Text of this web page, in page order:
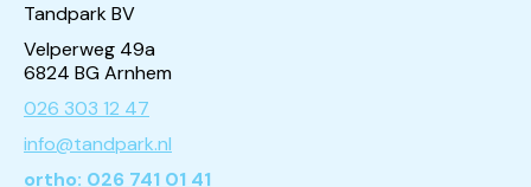
Tandpark BV
Velperweg 49a
6824 BG Arnhem
026 303 12 47
info@tandpark.nl
ortho: 026 741 01 41